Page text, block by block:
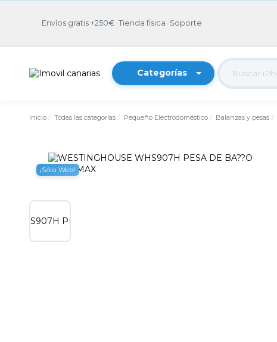
Envíos gratis +250€ · Tienda física · Soporte
Categorías
Inicio Todas las categorías Pequeño Electrodoméstico Balanzas y pesas
¡Sólo Web!